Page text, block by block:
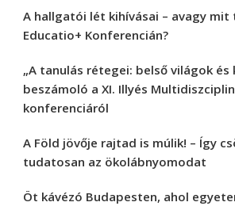
A hallgatói lét kihívásai – avagy mit
Educatio+ Konferencián?
„A tanulás rétegei: belső világok és
beszámoló a XI. Illyés
konferenciáról
A Föld jövője rajtad is múlik! – Így
tudatosan az ökolábnyomodat
Öt kávézó Budapesten, ahol